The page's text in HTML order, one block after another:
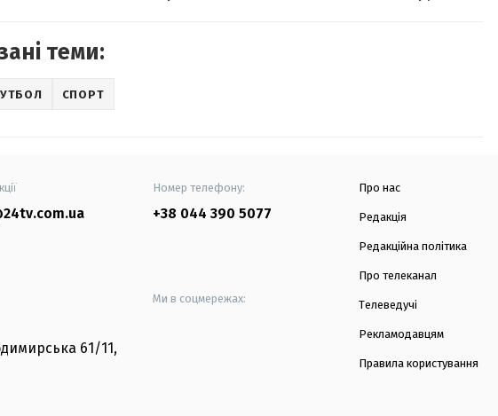
теми:
СПОРТ
Номер телефону:
+38 044 390 5077
61/11,
Ми в соцмережах:
Про нас
Редакція
Редакційна політика
Про телеканал
Телеведучі
Рекламодавцям
Правила користування